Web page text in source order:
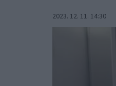
2023. 12. 11. 14:30